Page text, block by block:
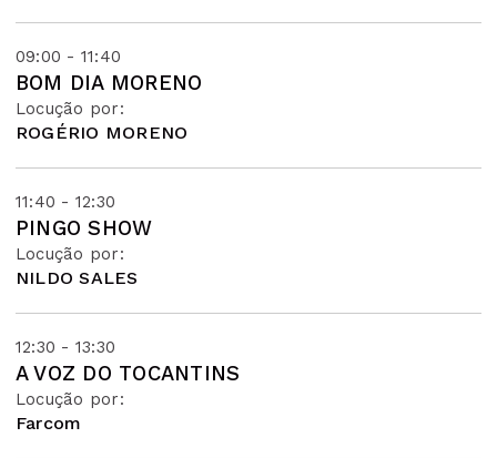
09:00 - 11:40
BOM DIA MORENO
Locução por:
ROGÉRIO MORENO
11:40 - 12:30
PINGO SHOW
Locução por:
NILDO SALES
12:30 - 13:30
A VOZ DO TOCANTINS
Locução por:
Farcom